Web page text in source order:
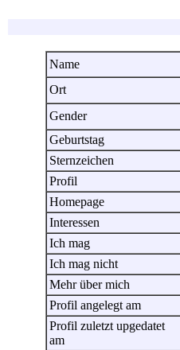
Name
Ort
Gender
Geburtstag
Sternzeichen
Profil
Homepage
Interessen
Ich mag
Ich mag nicht
Mehr über mich
Profil angelegt am
Profil zuletzt upgedatet
am